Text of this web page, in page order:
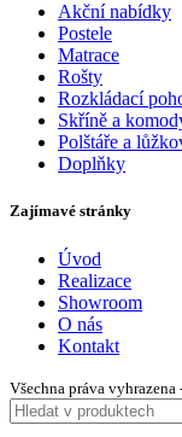
Akční nabídky
Postele
Matrace
Rošty
Rozkládací
Skříně a
Polštáře a
Doplňky
Zajímavé stránky
Úvod
Realizace
Showroom
O nás
Kontakt
Všechna práva